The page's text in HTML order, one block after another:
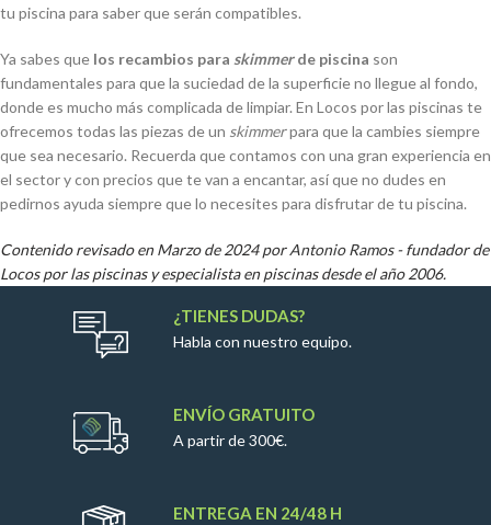
tu piscina para saber que serán compatibles.
Ya sabes que los recambios para skimmerde piscina son
fundamentales para que la suciedad de la superficie no llegue al fondo,
donde es mucho más complicada de limpiar. En Locos por las piscinas te
ofrecemos todas las piezas de un skimmerpara que la cambies siempre
que sea necesario. Recuerda que contamos con una gran experiencia en
el sector y con precios que te van a encantar, así que no dudes en
pedirnos ayuda siempre que lo necesites para disfrutar de tu piscina.
Contenido revisado en Marzo de 2024 porAntonio Ramos- fundador de
Locos por las piscinas y especialista en piscinas desde el año 2006.
¿TIENES DUDAS?
Habla con nuestro equipo.
ENVÍO GRATUITO
A partir de 300€.
ENTREGA EN 24/48 H